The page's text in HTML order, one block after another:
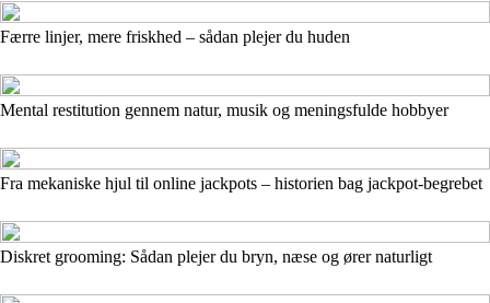
Færre linjer, mere friskhed – sådan plejer du huden
Mental restitution gennem natur, musik og meningsfulde hobbyer
Fra mekaniske hjul til online jackpots – historien bag jackpot-begrebet
Diskret grooming: Sådan plejer du bryn, næse og ører naturligt